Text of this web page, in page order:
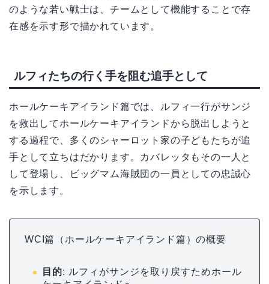
のような若い戦士は、チームとして機能することで存
在感を示す形で描かれています。
ルフィたちの行く手を阻む追手として
ホールケーキアイランド篇では、ルフィ一行がサンジ
を救出してホールケーキアイランドから脱出しようと
する過程で、多くのシャーロット家の子どもたちが追
手として立ちはだかります。カバレッタもその一人と
して登場し、ビッグマム海賊団の一員としての忠誠心
を示します。
WCI篇（ホールケーキアイランド篇）の概要
目的: ルフィがサンジを取り戻すためホール